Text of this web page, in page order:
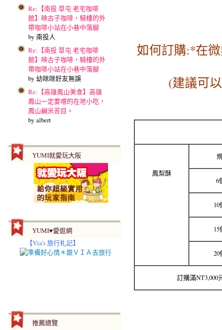
Re:【南投 草屯 老宅咖啡
館】映古子咖啡，騎樓的外
帶咖啡小站在小巷中落腳
by 南投人
Re:【南投 草屯 老宅咖啡
館】映古子咖啡，騎樓的外
帶咖啡小站在小巷中落腳
by 幼咪咪好友無誤
Re:【高雄鳳山美食】高雄
鳳山一定要嚐的在地小吃，
鳳山鹹米荅目。
by albert
YUMI就愛玩大阪
YUMI♥愛逛網
【Via's 旅行札記】
推薦總覽
如何訂購:*在
(建議可
鳳梨酥
6
10
15
20
訂購滿NT3,000